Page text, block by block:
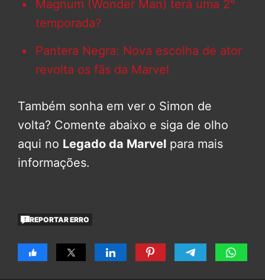
Magnum (Wonder Man) terá uma 2°
temporada?
Pantera Negra: Nova escolha de ator
revolta os fãs da Marvel
Também sonha em ver o Simon de
volta? Comente abaixo e siga de olho
aqui no Legado da Marvel para mais
informações.
REPORTAR ERRO